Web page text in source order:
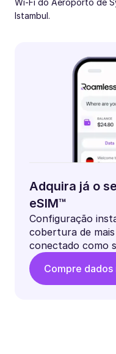
Wi-Fi do Aeroporto de
Istambul.
Adquira já o
eSIM™
Configuração
cobertura de
conectado como
Compre dados